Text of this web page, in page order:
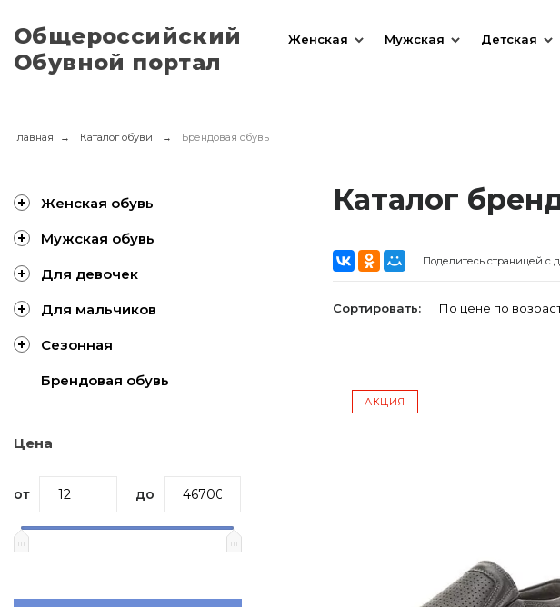
Общероссийский
Обувной портал
Женская Мужская Детская
Главная Каталог обуви Брендовая обувь
Женская обувь
Мужская обувь
Для девочек
Для мальчиков
Сезонная
Брендовая обувь
Цена
от до
Каталог
Поделитесь страницей с
Сортировать: По цене по
АКЦИЯ